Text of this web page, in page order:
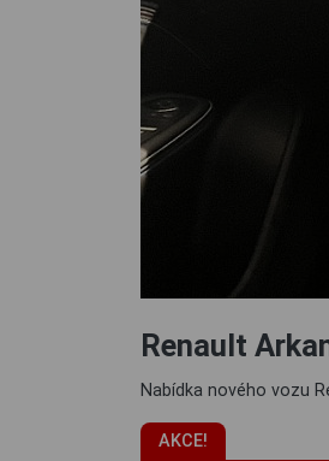
Renault
Nabídka nového vozu
AKCE!